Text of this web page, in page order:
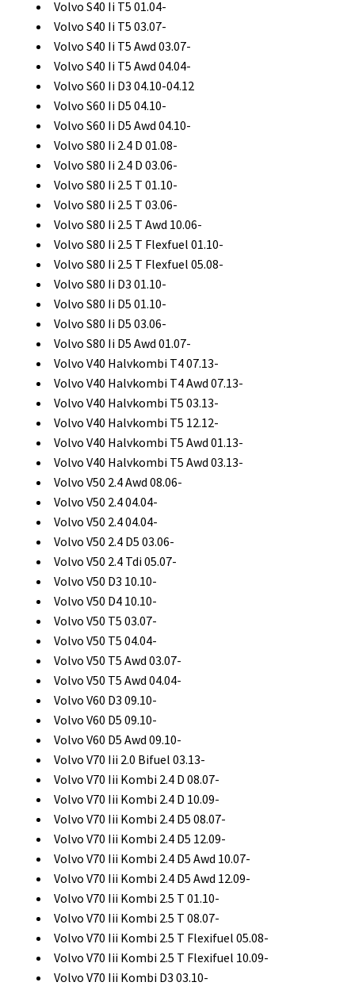
Volvo S40 Ii T5 01.04-
Volvo S40 Ii T5 03.07-
Volvo S40 Ii T5 Awd 03.07-
Volvo S40 Ii T5 Awd 04.04-
Volvo S60 Ii D3 04.10-04.12
Volvo S60 Ii D5 04.10-
Volvo S60 Ii D5 Awd 04.10-
Volvo S80 Ii 2.4 D 01.08-
Volvo S80 Ii 2.4 D 03.06-
Volvo S80 Ii 2.5 T 01.10-
Volvo S80 Ii 2.5 T 03.06-
Volvo S80 Ii 2.5 T Awd 10.06-
Volvo S80 Ii 2.5 T Flexfuel 01.10-
Volvo S80 Ii 2.5 T Flexfuel 05.08-
Volvo S80 Ii D3 01.10-
Volvo S80 Ii D5 01.10-
Volvo S80 Ii D5 03.06-
Volvo S80 Ii D5 Awd 01.07-
Volvo V40 Halvkombi T4 07.13-
Volvo V40 Halvkombi T4 Awd 07.13-
Volvo V40 Halvkombi T5 03.13-
Volvo V40 Halvkombi T5 12.12-
Volvo V40 Halvkombi T5 Awd 01.13-
Volvo V40 Halvkombi T5 Awd 03.13-
Volvo V50 2.4 Awd 08.06-
Volvo V50 2.4 04.04-
Volvo V50 2.4 04.04-
Volvo V50 2.4 D5 03.06-
Volvo V50 2.4 Tdi 05.07-
Volvo V50 D3 10.10-
Volvo V50 D4 10.10-
Volvo V50 T5 03.07-
Volvo V50 T5 04.04-
Volvo V50 T5 Awd 03.07-
Volvo V50 T5 Awd 04.04-
Volvo V60 D3 09.10-
Volvo V60 D5 09.10-
Volvo V60 D5 Awd 09.10-
Volvo V70 Iii 2.0 Bifuel 03.13-
Volvo V70 Iii Kombi 2.4 D 08.07-
Volvo V70 Iii Kombi 2.4 D 10.09-
Volvo V70 Iii Kombi 2.4 D5 08.07-
Volvo V70 Iii Kombi 2.4 D5 12.09-
Volvo V70 Iii Kombi 2.4 D5 Awd 10.07-
Volvo V70 Iii Kombi 2.4 D5 Awd 12.09-
Volvo V70 Iii Kombi 2.5 T 01.10-
Volvo V70 Iii Kombi 2.5 T 08.07-
Volvo V70 Iii Kombi 2.5 T Flexifuel 05.08-
Volvo V70 Iii Kombi 2.5 T Flexifuel 10.09-
Volvo V70 Iii Kombi D3 03.10-